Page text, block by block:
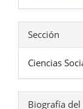
Sección
Ciencias
Biografía